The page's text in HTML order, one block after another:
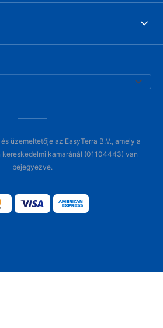
üzemeltetője az EasyTerra B.V., amely a
kereskedelmi kamaránál (01104443) van
bejegyezve.